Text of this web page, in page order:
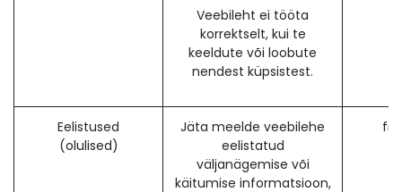
Veebileht ei tööta
korrektselt, kui te
keeldute või loobute
nendest küpsistest.
Eelistused
(olulised)
Jäta meelde veebilehe
eelistatud
väljanägemise või
käitumise informatsioon,